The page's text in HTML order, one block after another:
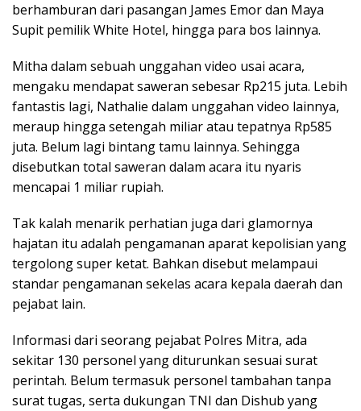
berhamburan dari pasangan James Emor dan Maya
Supit pemilik White Hotel, hingga para bos lainnya.
Mitha dalam sebuah unggahan video usai acara,
mengaku mendapat saweran sebesar Rp215 juta. Lebih
fantastis lagi, Nathalie dalam unggahan video lainnya,
meraup hingga setengah miliar atau tepatnya Rp585
juta. Belum lagi bintang tamu lainnya. Sehingga
disebutkan total saweran dalam acara itu nyaris
mencapai 1 miliar rupiah.
Tak kalah menarik perhatian juga dari glamornya
hajatan itu adalah pengamanan aparat kepolisian yang
tergolong super ketat. Bahkan disebut melampaui
standar pengamanan sekelas acara kepala daerah dan
pejabat lain.
Informasi dari seorang pejabat Polres Mitra, ada
sekitar 130 personel yang diturunkan sesuai surat
perintah. Belum termasuk personel tambahan tanpa
surat tugas, serta dukungan TNI dan Dishub yang